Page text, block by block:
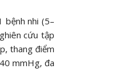
bệnh nhi (5–
cứu tập
thang điểm
mmHg, đa